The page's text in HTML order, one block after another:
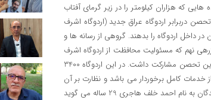
که هزاران کیلومتر را در زیر گرمای آفتاب
دربرابر اردوگاه عراق جدید (اردوگاه اشرف
در داخل اردوگاه را بدهند. گروهی از رسانه ها و
نهم که مسئولیت محافظت از اردوگاه اشرف
واقع در 75 کیلومتری شمال شرق بغداد را بر عهده دارد، در سازماندهی این تحصن مشارکت داشت. در این اردوگاه 3400
51 کیلومتر مربع بوده و از خدمات کامل برخوردار می باشد و نظارت بر آن
از یک سال و نیم پیش بر عهده دولت عراق بوده است یکی از تحصن کنندگان به نام احمد خلف هاجری 29 ساله می گوید